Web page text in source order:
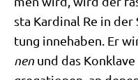
sta Kar­di­nal Re in
tung inne­ha­ben. Er
nen und das